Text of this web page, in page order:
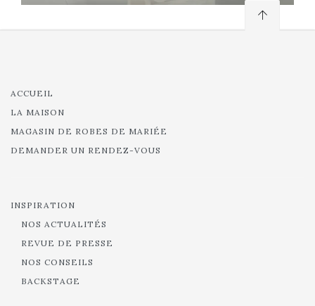
ACCUEIL
LA MAISON
MAGASIN DE ROBES DE MARIÉE
DEMANDER UN RENDEZ-VOUS
INSPIRATION
NOS ACTUALITÉS
REVUE DE PRESSE
NOS CONSEILS
BACKSTAGE